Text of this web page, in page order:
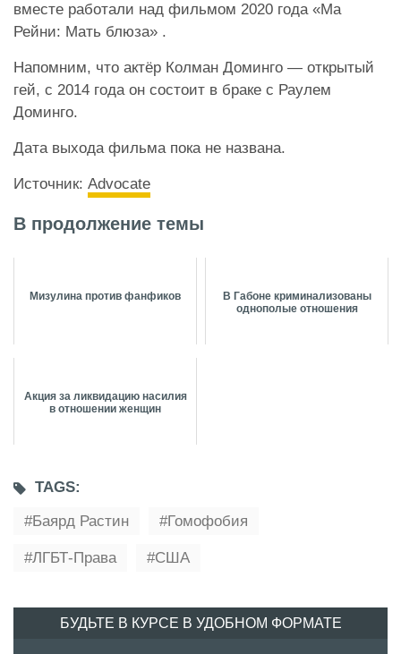
вместе работали над фильмом 2020 года «Ма
Рейни: Мать блюза» .
Напомним, что актёр Колман Доминго — открытый
гей, с 2014 года он состоит в браке с Раулем
Доминго.
Дата выхода фильма пока не названа.
Источник: Advocate
В продолжение темы
Мизулина против фанфиков
В Габоне криминализованы
однополые отношения
Акция за ликвидацию насилия
в отношении женщин
TAGS:
Баярд Растин
Гомофобия
ЛГБТ-Права США
БУДЬТЕ В КУРСЕ В УДОБНОМ ФОРМАТЕ